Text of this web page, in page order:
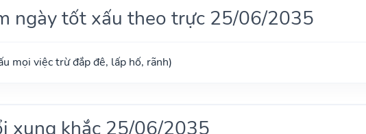
ngày tốt xấu theo trực 25/06/2035
mọi việc trừ đắp đê, lấp hố, rãnh)
xung khắc 25/06/2035